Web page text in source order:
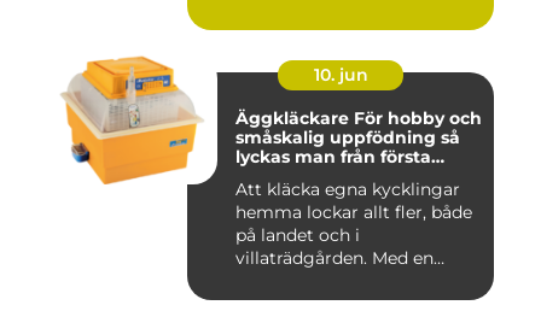
10. jun
Äggkläckare För hobby och
småskalig uppfödning så
lyckas man från första
Att kläcka egna kycklingar
hemma lockar allt fler, både
på landet och i
villaträdgården. Med en